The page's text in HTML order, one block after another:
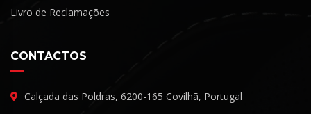
Livro de Reclamações
CONTACTOS
Calçada das Poldras, 6200-165 Covilhã, Portugal